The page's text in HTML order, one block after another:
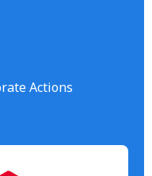
Actions